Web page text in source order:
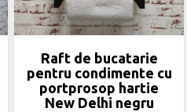
Raft de bucatarie
pentru condimente cu
portprosop hartie
New Delhi negru